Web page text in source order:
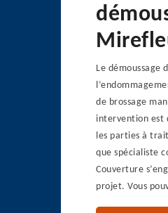
Le démoussage
de brossage
intervention est
les parties à
que spécialiste
Couverture
projet. Vous